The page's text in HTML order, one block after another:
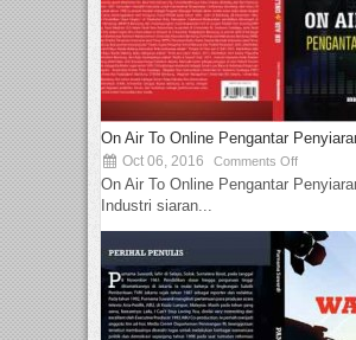
On Air To Online Pengantar
Oct 06, 2016 Comments Off
On Air To Online Pengantar
Industri siaran...